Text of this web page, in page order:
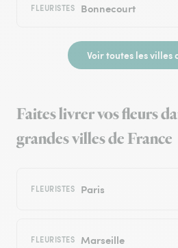
FLEURISTES Bonnecourt
Voir toutes les villes
Faites livrer vos fleurs
grandes villes de France
FLEURISTES Paris
FLEURISTES Marseille